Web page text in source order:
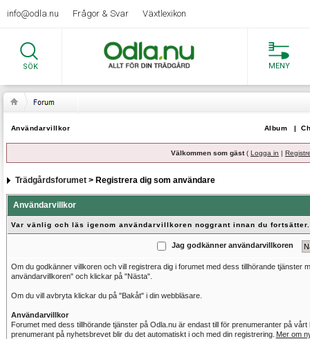
info@odla.nu Frågor & Svar Växtlexikon
SÖK MENY
Användarvillkor Album |
Välkommen som gäst( Logga in |
Trädgårdsforumet> Registrera dig som användare
Användarvillkor
Var vänlig och läs igenom användarvillkoren noggrant innan du fortsätter.
Jag godkänner användarvillkoren
Om du godkänner villkoren och vill registrera dig i forumet med dess tillhörande tjänster
användarvillkoren" och klickar på "Nästa".
Om du vill avbryta klickar du på "Bakåt" i din webbläsare.
Användarvillkor
Forumet med dess tillhörande tjänster på Odla.nu är endast till för prenumeranter på
prenumerant på nyhetsbrevet blir du det automatiskt i och med din registrering. Mer om